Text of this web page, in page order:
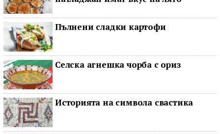
Пълнени сладки картофи
Селска агнешка чорба с ориз
Историята на символа свастика